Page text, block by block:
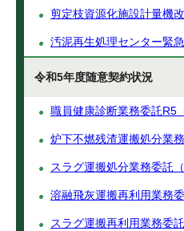
剪定枝資源化施設計量機
汚泥再生処理センター緊
令和5年度随意契約状況
職員健康診断業務委託R5
炉下不燃残渣運搬処分業
スラグ運搬処分業務委託（
溶融飛灰運搬再利用業務
スラグ運搬再利用業務委